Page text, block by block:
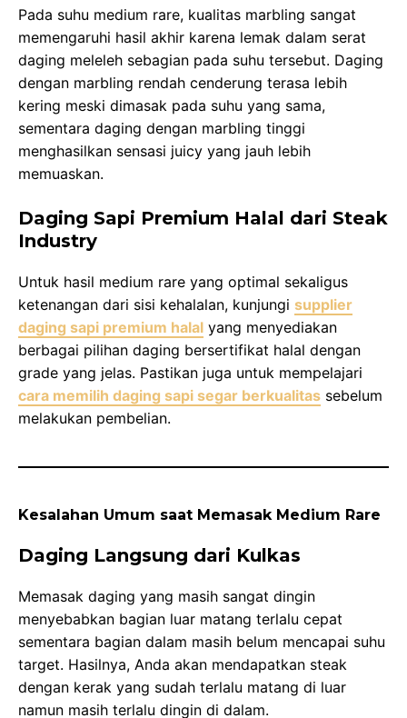
Pada suhu medium rare, kualitas marbling sangat
memengaruhi hasil akhir karena lemak dalam serat
daging meleleh sebagian pada suhu tersebut. Daging
dengan marbling rendah cenderung terasa lebih
kering meski dimasak pada suhu yang sama,
sementara daging dengan marbling tinggi
menghasilkan sensasi juicy yang jauh lebih
memuaskan.
Daging Sapi Premium Halal dari Steak
Industry
Untuk hasil medium rare yang optimal sekaligus
ketenangan dari sisi kehalalan, kunjungi supplier
daging sapi premium halal yang menyediakan
berbagai pilihan daging bersertifikat halal dengan
grade yang jelas. Pastikan juga untuk mempelajari
cara memilih daging sapi segar berkualitas sebelum
melakukan pembelian.
Kesalahan Umum saat Memasak Medium Rare
Daging Langsung dari Kulkas
Memasak daging yang masih sangat dingin
menyebabkan bagian luar matang terlalu cepat
sementara bagian dalam masih belum mencapai suhu
target. Hasilnya, Anda akan mendapatkan steak
dengan kerak yang sudah terlalu matang di luar
namun masih terlalu dingin di dalam.